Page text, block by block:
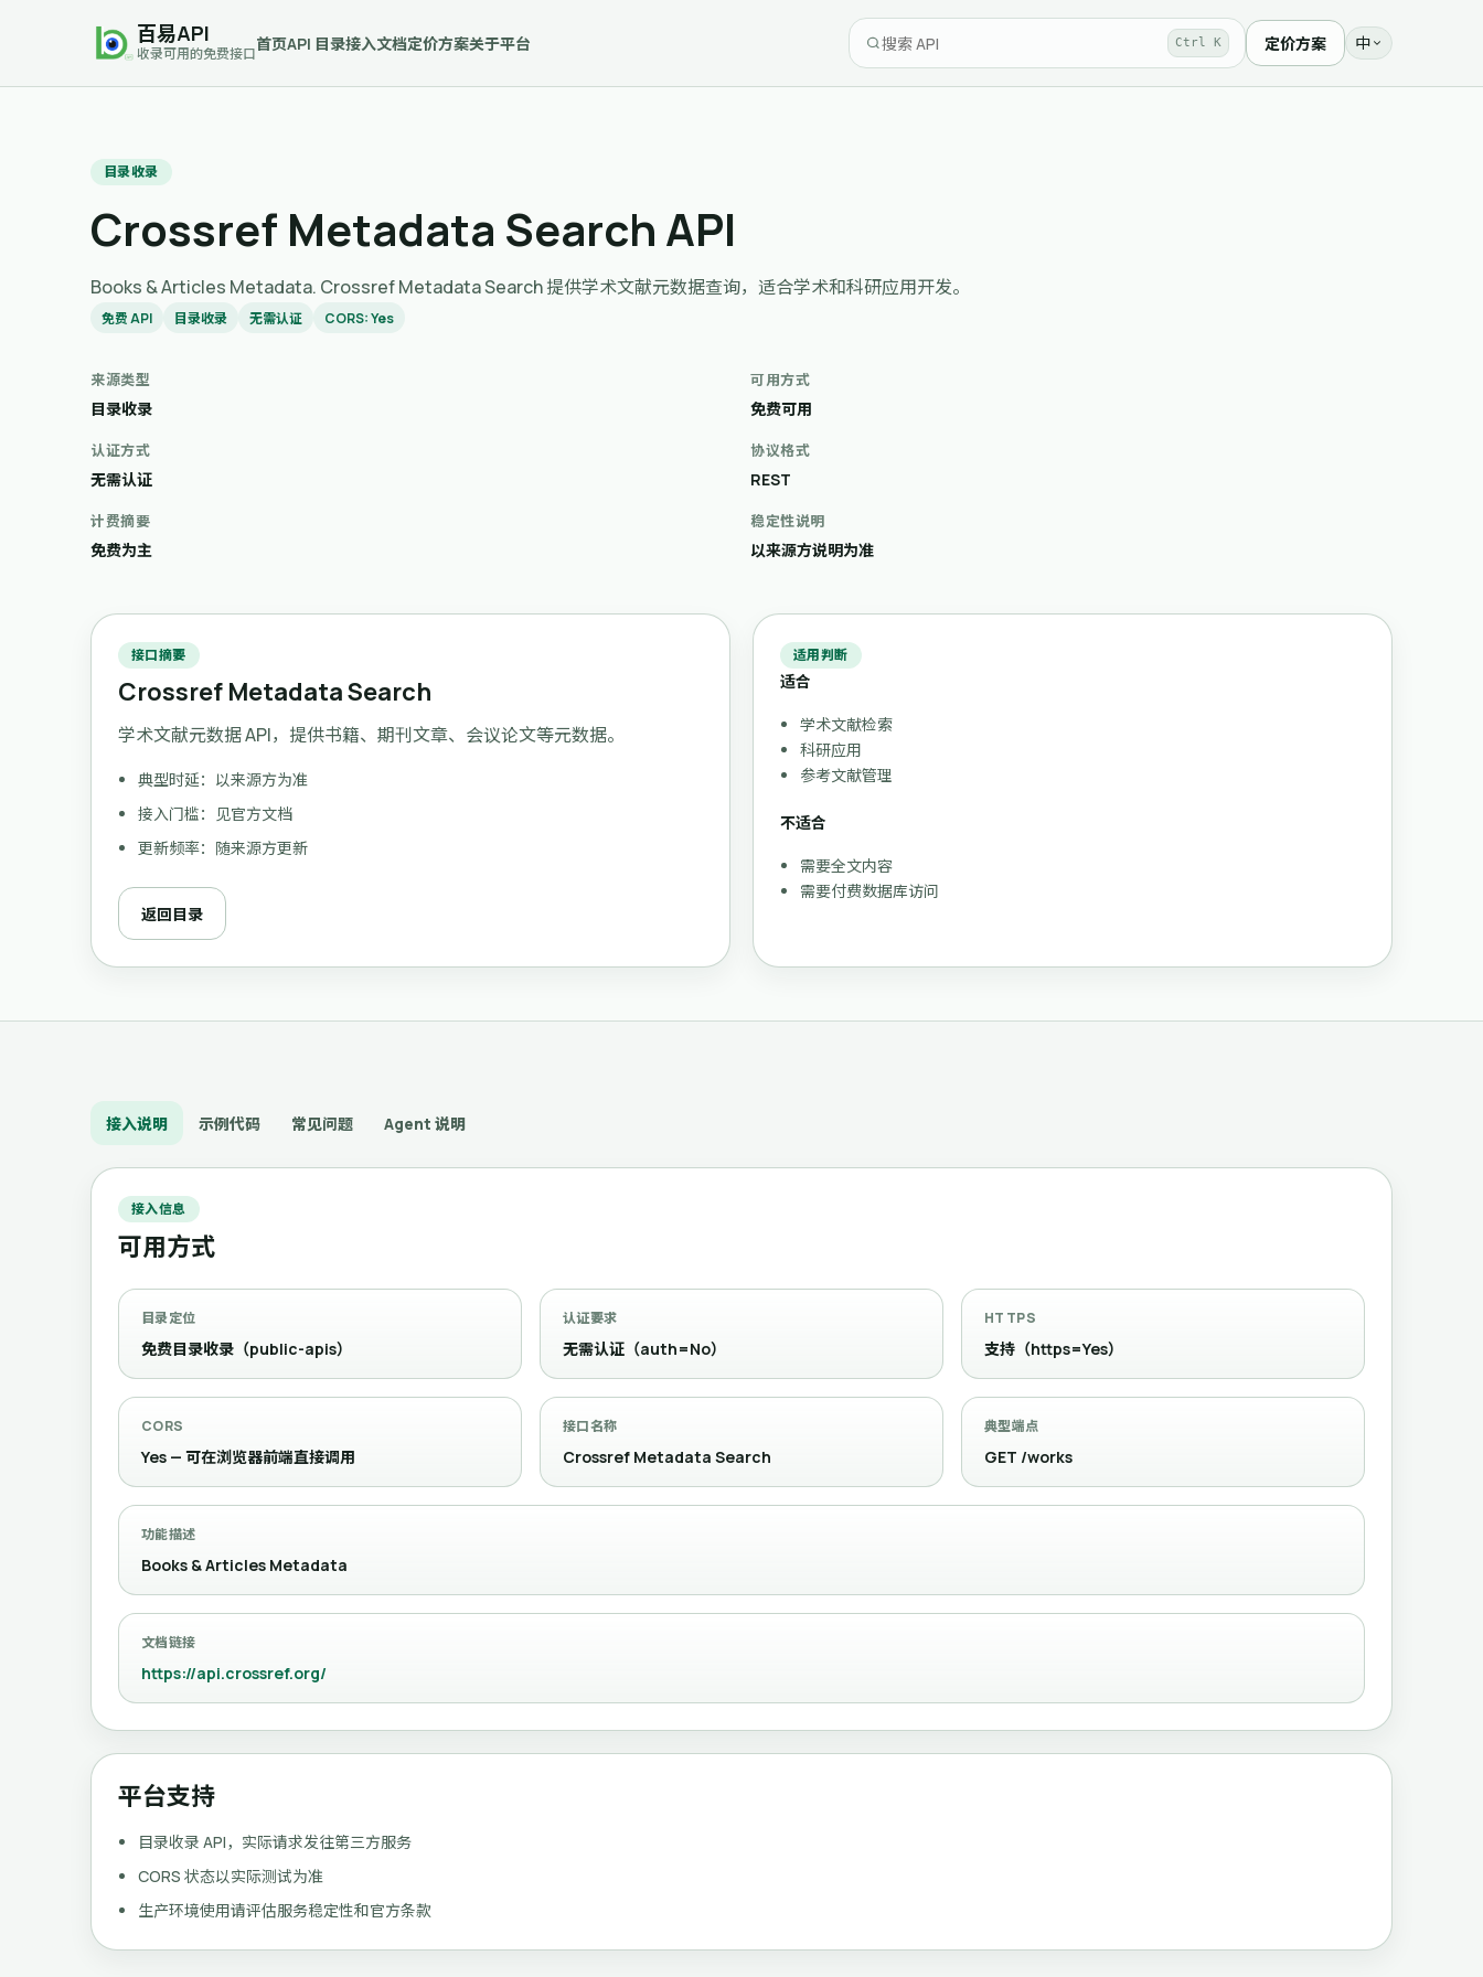
百易API
收录可用的免费接口
首页API 目录接入文档定价方案关于平台 Ctrl K 定价方案 中
目录收录
Crossref Metadata Search API
Books & Articles Metadata. Crossref Metadata Search 提供学术文献元数据查询，适合学术和科研应用开发。
免费 API 目录收录 无需认证 CORS: Yes
来源类型
目录收录
可用方式
免费可用
认证方式
无需认证
协议格式
REST
计费摘要
免费为主
稳定性说明
以来源方说明为准
接口摘要
Crossref Metadata Search
学术文献元数据 API，提供书籍、期刊文章、会议论文等元数据。
典型时延：以来源方为准
接入门槛：见官方文档
更新频率：随来源方更新
返回目录
适用判断
适合
学术文献检索
科研应用
参考文献管理
不适合
需要全文内容
需要付费数据库访问
接入说明 示例代码 常见问题 Agent 说明
接入信息
可用方式
目录定位
免费目录收录（public-apis）
认证要求
无需认证（auth=No）
HTTPS
支持（https=Yes）
CORS
Yes — 可在浏览器前端直接调用
接口名称
Crossref Metadata Search
典型端点
GET /works
功能描述
Books & Articles Metadata
文档链接
https://api.crossref.org/
平台支持
目录收录 API，实际请求发往第三方服务
CORS 状态以实际测试为准
生产环境使用请评估服务稳定性和官方条款